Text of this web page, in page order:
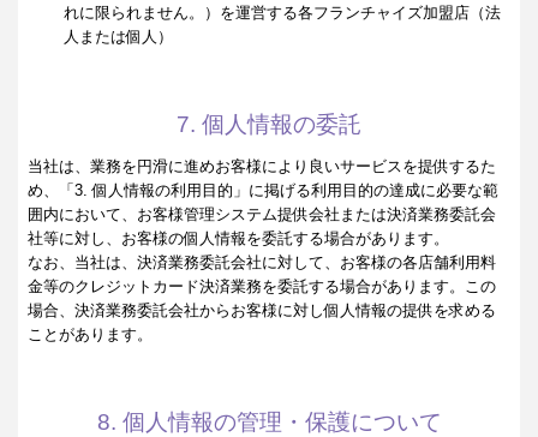
れに限られません。）を運営する各フランチャイズ加盟店（法
人または個人）
7. 個人情報の委託
当社は、業務を円滑に進めお客様により良いサービスを提供するた
め、「3. 個人情報の利用目的」に掲げる利用目的の達成に必要な範
囲内において、お客様管理システム提供会社または決済業務委託会
社等に対し、お客様の個人情報を委託する場合があります。
なお、当社は、決済業務委託会社に対して、お客様の各店舗利用料
金等のクレジットカード決済業務を委託する場合があります。この
場合、決済業務委託会社からお客様に対し個人情報の提供を求める
ことがあります。
8. 個人情報の管理・保護について